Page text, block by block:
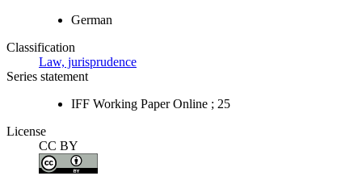
German
Classification
Law, jurisprudence
Series statement
IFF Working Paper Online ; 25
License
CC BY